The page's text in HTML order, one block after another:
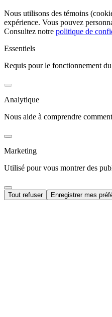
Nous utilisons des témoins
expérience. Vous pouvez
Consultez notre politique de
Essentiels
Requis pour le fonctionnement
Analytique
Nous aide à comprendre
Marketing
Utilisé pour vous montrer des
Tout refuser Enregistrer mes